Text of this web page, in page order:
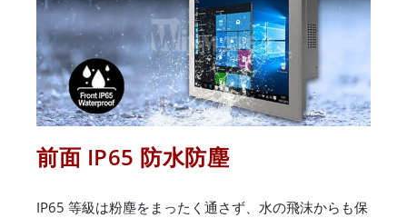
前面 IP65 防水防塵
IP65 等級は粉塵をまったく通さず、水の飛沫からも保